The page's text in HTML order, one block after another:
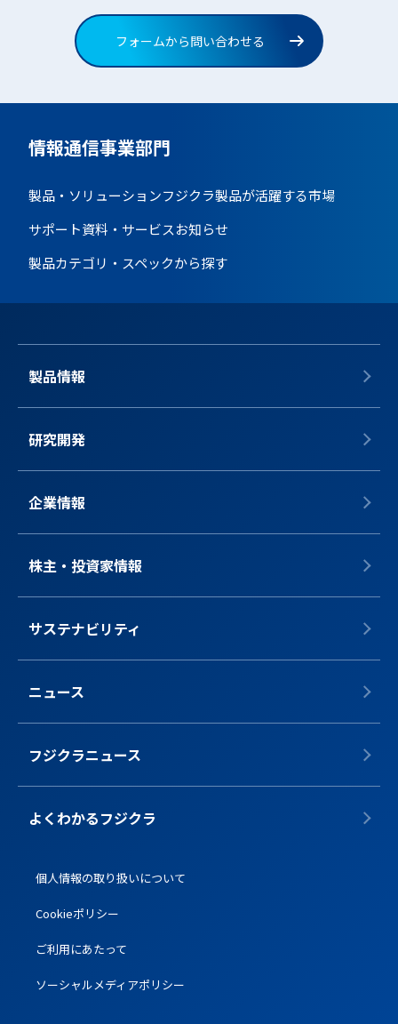
フォームから問い合わせる
情報通信事業部門
製品・ソリューションフジクラ製品が活躍する市場
サポート資料・サービスお知らせ
製品カテゴリ・スペックから探す
製品情報
研究開発
企業情報
株主・投資家情報
サステナビリティ
ニュース
フジクラニュース
よくわかるフジクラ
個人情報の取り扱いについて
Cookieポリシー
ご利用にあたって
ソーシャルメディアポリシー